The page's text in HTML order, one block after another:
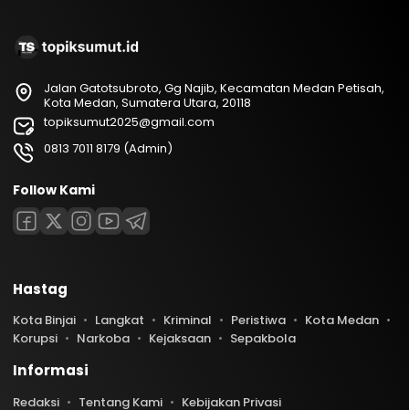
Jalan Gatotsubroto, Gg Najib, Kecamatan Medan Petisah,
Kota Medan, Sumatera Utara, 20118
topiksumut2025@gmail.com
0813 7011 8179 (Admin)
Follow Kami
Hastag
Kota Binjai Langkat Kriminal Peristiwa
Kota Medan
Korupsi
Narkoba Kejaksaan Sepakbola
Informasi
Redaksi Tentang Kami
Kebijakan Privasi